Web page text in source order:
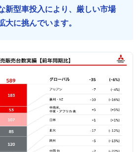
新型車投入により、厳しい市場
大に挑んでいます。